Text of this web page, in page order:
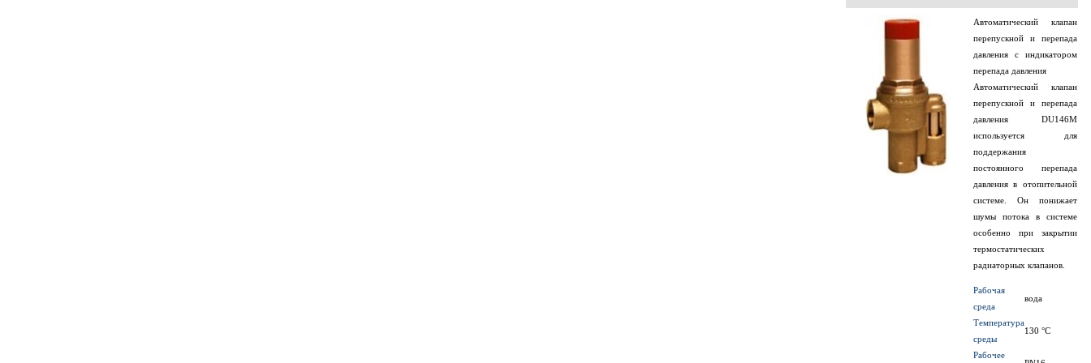
Автоматический клапан
перепускной и перепада
давления с индикатором
перепада давления
Автоматический клапан
перепускной и перепада
давления DU146М
используется для
поддержания
постоянного перепада
давления в отопительной
системе. Он понижает
шумы потока в системе
особенно при закрытии
термостатических
радиаторных клапанов.
Рабочая
среда
вода
Температура
среды
130 °C
Рабочее